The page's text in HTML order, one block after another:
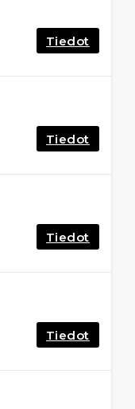
Tiedot
Tiedot
Tiedot
Tiedot